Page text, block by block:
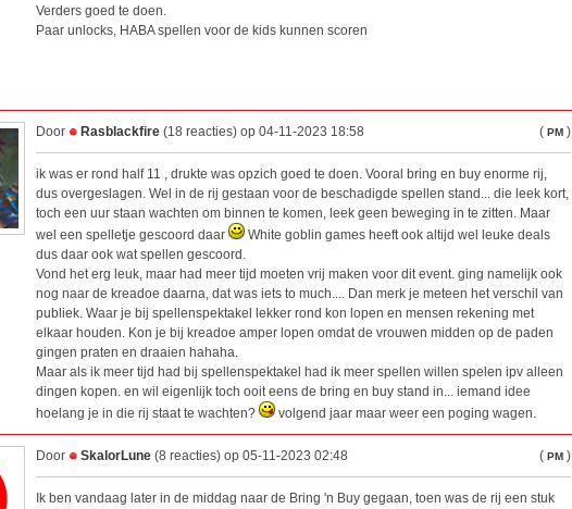
Verders goed te doen.
Paar unlocks, HABA spellen voor de kids kunnen scoren
Door Rasblackfire (18 reacties) op 04-11-2023 18:58 ( PM )
ik was er rond half 11 , drukte was opzich goed te doen. Vooral bring en buy enorme rij,
dus overgeslagen. Wel in de rij gestaan voor de beschadigde spellen stand... die leek kort,
toch een uur staan wachten om binnen te komen, leek geen beweging in te zitten. Maar
wel een spelletje gescoord daar
White goblin games heeft ook altijd wel leuke deals
dus daar ook wat spellen gescoord.
Vond het erg leuk, maar had meer tijd moeten vrij maken voor dit event. ging namelijk ook
nog naar de kreadoe daarna, dat was iets to much.... Dan merk je meteen het verschil van
publiek. Waar je bij spellenspektakel lekker rond kon lopen en mensen rekening met
elkaar houden. Kon je bij kreadoe amper lopen omdat de vrouwen midden op de paden
gingen praten en draaien hahaha.
Maar als ik meer tijd had bij spellenspektakel had ik meer spellen willen spelen ipv alleen
dingen kopen. en wil eigenlijk toch ooit eens de bring en buy stand in... iemand idee
hoelang je in die rij staat te wachten?
volgend jaar maar weer een poging wagen.
Door SkalorLune (8 reacties) op 05-11-2023 02:48 ( PM )
Ik ben vandaag later in de middag naar de Bring 'n Buy gegaan, toen was de rij een stuk